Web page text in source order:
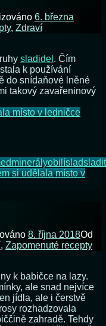
6. března
, Zdraví
sladidel . Čím
k používání
do snídaňové lněné
takový zavařeninový
místo v ledničce
minerályobilísladsladit
si udělala místo v
8. října 2018Od
, Zapomenuté recepty
k babičce na lazy.
ale snad nejvíce
jídla, ale i čerstvě
rozhadzovala
zahradě. Tehdy